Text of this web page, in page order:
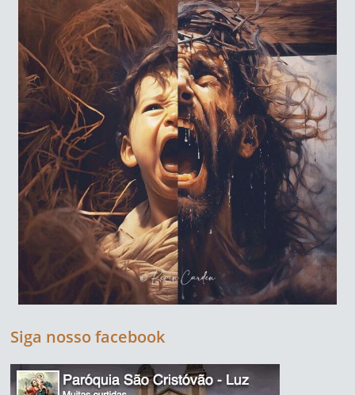
Siga nosso facebook